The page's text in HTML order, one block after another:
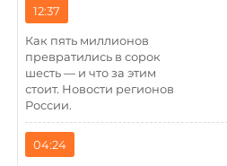
12:37
Как пять миллионов
превратились в сорок
шесть — и что за этим
стоит. Новости регионов
России.
04:24